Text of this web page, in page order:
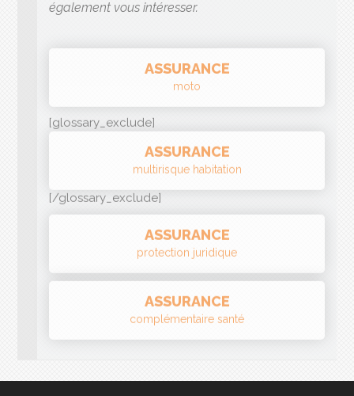
multirisque habitation
[/glossary_exclude]
protection juridique
ASSURANCE